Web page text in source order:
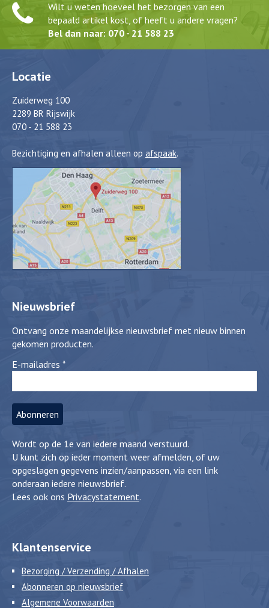
Wilt u weten hoeveel het bezorgen van een
bepaald artikel kost, of heeft u andere vragen?
Bel dan naar: 070 - 21 588 23
Locatie
Zuiderweg 100
2289 BR Rijswijk
070 - 21 588 23
Bezichtiging en afhalen alleen op afspaak.
Nieuwsbrief
Ontvang onze maandelijkse nieuwsbrief met nieuw binnen
gekomen producten.
E-mailadres *
Wordt op de 1e van iedere maand verstuurd.
U kunt zich op ieder moment weer afmelden, of uw
opgeslagen gegevens inzien/aanpassen, via een link
onderaan iedere nieuwsbrief.
Lees ook ons Privacystatement.
Klantenservice
Bezorging / Verzending / Afhalen
Abonneren op nieuwsbrief
Algemene Voorwaarden